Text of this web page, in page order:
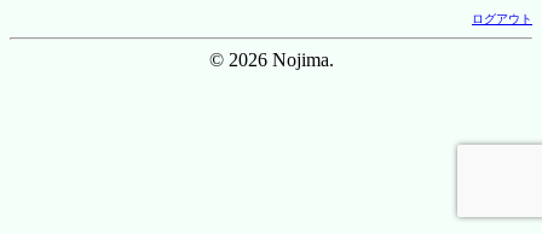
ログアウト
© 2026 Nojima.